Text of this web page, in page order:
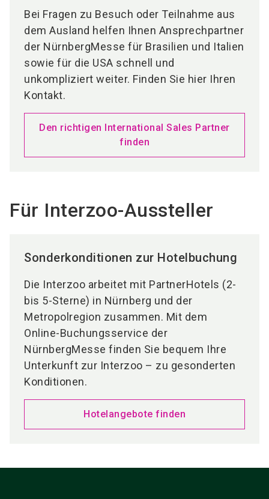
Bei Fragen zu Besuch oder Teilnahme aus
dem Ausland helfen Ihnen Ansprechpartner
der NürnbergMesse für Brasilien und Italien
sowie für die USA schnell und
unkompliziert weiter. Finden Sie hier Ihren
Kontakt.
Den richtigen International Sales Partner
finden
Für Interzoo-Aussteller
Sonderkonditionen zur Hotelbuchung
Die Interzoo arbeitet mit PartnerHotels (2-
bis 5-Sterne) in Nürnberg und der
Metropolregion zusammen. Mit dem
Online-Buchungsservice der
NürnbergMesse finden Sie bequem Ihre
Unterkunft zur Interzoo – zu gesonderten
Konditionen.
Hotelangebote finden